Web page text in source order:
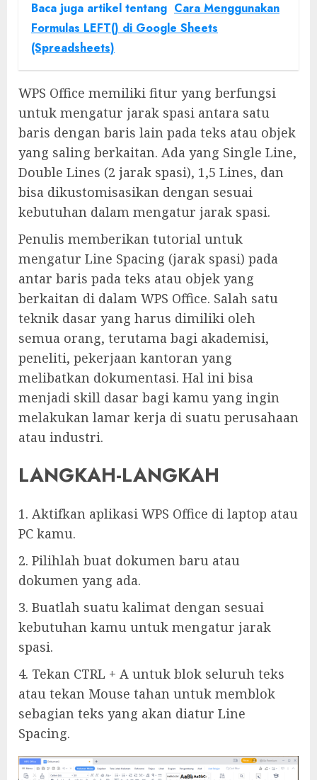
Baca juga artikel tentang Cara Menggunakan
Formulas LEFT() di Google Sheets
(Spreadsheets)
WPS Office memiliki fitur yang berfungsi
untuk mengatur jarak spasi antara satu
baris dengan baris lain pada teks atau objek
yang saling berkaitan. Ada yang Single Line,
Double Lines (2 jarak spasi), 1,5 Lines, dan
bisa dikustomisasikan dengan sesuai
kebutuhan dalam mengatur jarak spasi.
Penulis memberikan tutorial untuk
mengatur Line Spacing (jarak spasi) pada
antar baris pada teks atau objek yang
berkaitan di dalam WPS Office. Salah satu
teknik dasar yang harus dimiliki oleh
semua orang, terutama bagi akademisi,
peneliti, pekerjaan kantoran yang
melibatkan dokumentasi. Hal ini bisa
menjadi skill dasar bagi kamu yang ingin
melakukan lamar kerja di suatu perusahaan
atau industri.
LANGKAH-LANGKAH
1. Aktifkan aplikasi WPS Office di laptop atau
PC kamu.
2. Pilihlah buat dokumen baru atau
dokumen yang ada.
3. Buatlah suatu kalimat dengan sesuai
kebutuhan kamu untuk mengatur jarak
spasi.
4. Tekan CTRL + A untuk blok seluruh teks
atau tekan Mouse tahan untuk memblok
sebagian teks yang akan diatur Line
Spacing.